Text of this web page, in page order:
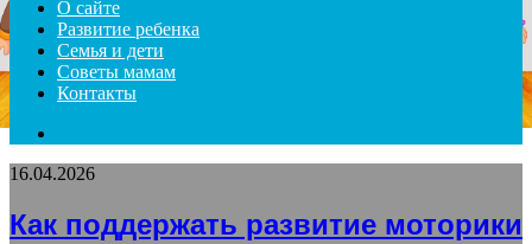
О сайте
Развитие ребенка
Семья и дети
Советы мамам
Контакты
16.04.2026
Как поддержать развитие моторики